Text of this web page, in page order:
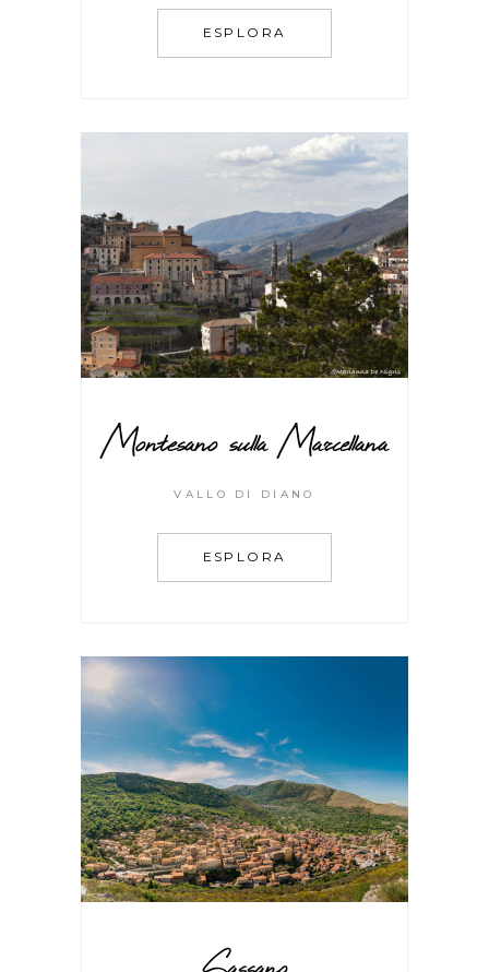
ESPLORA
Montesano sulla Marcellana
VALLO DI DIANO
ESPLORA